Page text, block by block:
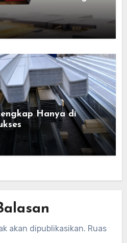
Hanya di
akan dipublikasikan. Ruas